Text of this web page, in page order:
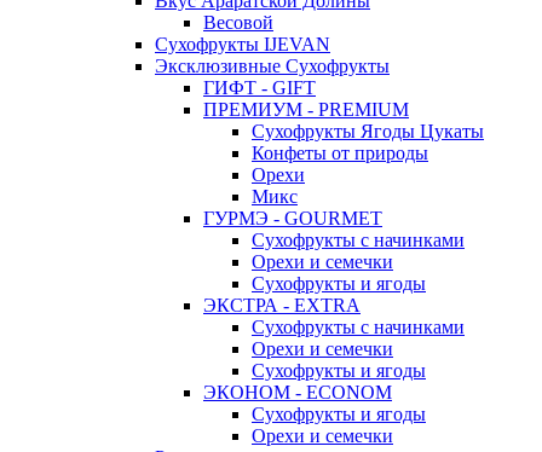
Весовой
Сухофрукты IJEVAN
Эксклюзивные Сухофрукты
ГИФТ - GIFT
ПРЕМИУМ - PREMIUM
Сухофрукты Ягоды Цукаты
Конфеты от природы
Орехи
Микс
ГУРМЭ - GOURMET
Сухофрукты с начинками
Орехи и семечки
Сухофрукты и ягоды
ЭКСТРА - EXTRA
Сухофрукты с начинками
Орехи и семечки
Сухофрукты и ягоды
ЭКОНОМ - ECONOM
Сухофрукты и ягоды
Орехи и семечки